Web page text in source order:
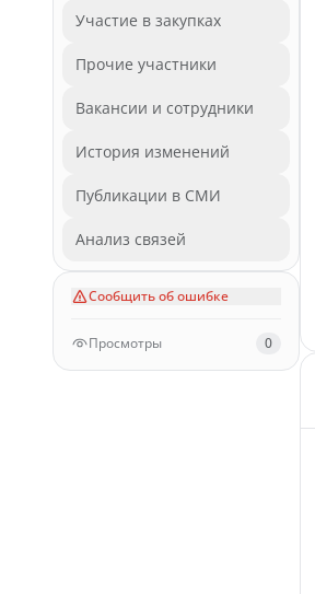
Участие в закупках
Прочие участники
Вакансии и сотрудники
История изменений
Публикации в СМИ
Анализ связей
Сообщить об ошибке
Просмотры 0